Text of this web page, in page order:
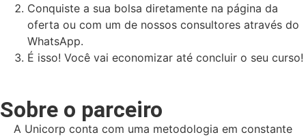
Conquiste a sua bolsa diretamente na página da
oferta ou com um de nossos consultores através do
WhatsApp.
É isso! Você vai economizar até concluir o seu curso!
Sobre o parceiro
A Unicorp conta com uma metodologia em constante